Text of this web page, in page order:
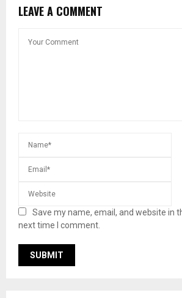
LEAVE A COMMENT
Save my name, email, and website in
next time I comment.